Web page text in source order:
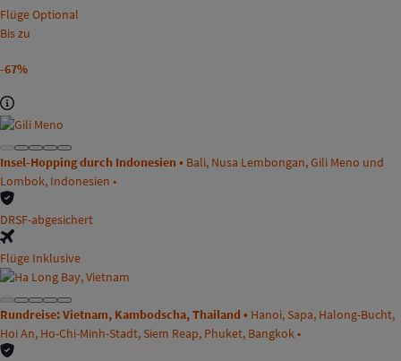
Flüge Optional
Bis zu
-67%
Insel-Hopping durch Indonesien • Bali, Nusa Lembongan, Gili Meno und
Lombok, Indonesien •
DRSF-abgesichert
Flüge Inklusive
Rundreise: Vietnam, Kambodscha, Thailand • Hanoi, Sapa, Halong-Bucht,
Hoi An, Ho-Chi-Minh-Stadt, Siem Reap, Phuket, Bangkok •